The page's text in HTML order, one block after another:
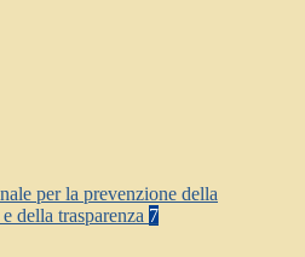
per la prevenzione della
della trasparenza 7